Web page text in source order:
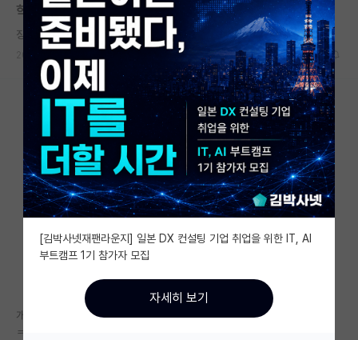
연구실&오픈랩
커뮤니티
커뮤니티 홈
전체글보기
베스트 게시판
IF 명예의전당
자유 게시판(아무개랩)
미국 유학 게시판
미국 대학원 합격 후기 게시판
대학원생 모집 게시판
학원강사들의 교수 사칭
징징대는 비트겐슈타인
2024.08.20
개인적으로 공무원학원에서 학원강사를 교수라고 부르는거 어이 없네요 ㅋ
ㅋ
[김박사넷재팬라운지] 일본 DX 컨설팅 기업 취업을 위한 IT, AI
부트캠프 1기 참가자 모집
자세히 보기